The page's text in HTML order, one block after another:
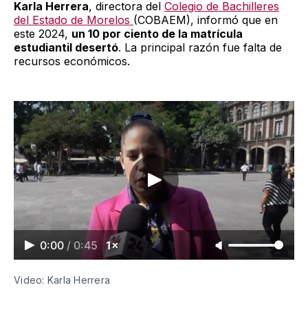
Karla Herrera, directora del Colegio de Bachilleres
del Estado de Morelos (COBAEM), informó que en
este 2024, un 10 por ciento de la matrícula
estudiantil desertó. La principal razón fue falta de
recursos económicos.
0:00 / 0:45 1×
Video: Karla Herrera